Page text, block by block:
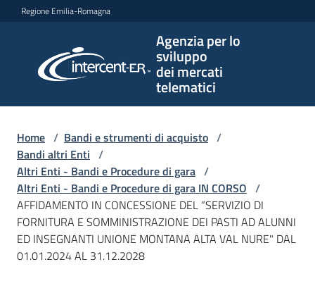
Vai al contenuto
Vai alla navigazione
Vai al footer
Regione Emilia-Romagna
Agenzia per lo
sviluppo
dei mercati
telematici
per lo
sviluppo
telematici
L'Agenzia
Bandi
Home / Bandi e strumenti di acquisto /
Bandi altri Enti /
Altri Enti - Bandi e Procedure di gara /
Altri Enti - Bandi e Procedure di gara IN CORSO /
AFFIDAMENTO IN CONCESSIONE DEL “SERVIZIO DI
FORNITURA E SOMMINISTRAZIONE DEI PASTI AD ALUNNI
ED INSEGNANTI UNIONE MONTANA ALTA VAL NURE" DAL
01.01.2024 AL 31.12.2028